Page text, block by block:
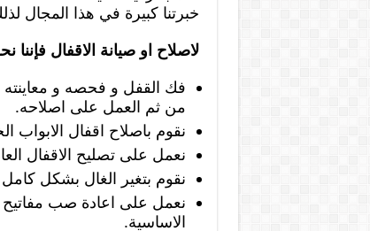
خبرتنا كبيرة في هذا المجال
لاصلاح او صيانة الاقفال
فك القفل و فحصه و معاينته
من ثم العمل على اصلاحه.
نقوم باصلاح اقفال الابواب
نعمل على تصليح الاقفال
نقوم بتغير الغال بشكل
نعمل على اعادة صب مفاتيح
الاساسية.